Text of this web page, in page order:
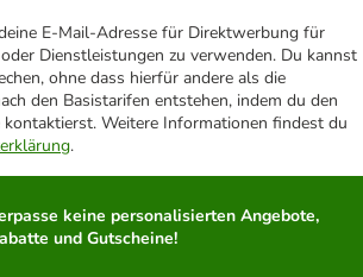
E-Mail-Adresse für Direktwerbung für
Dienstleistungen zu verwenden. Du kannst
ohne dass hierfür andere als die
den Basistarifen entstehen, indem du den
kontaktierst. Weitere Informationen findest du
.
keine personalisierten Angebote,
und Gutscheine!